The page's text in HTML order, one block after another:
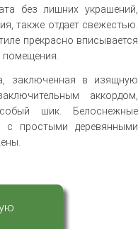
без лишних украшений,
также отдает свежестью.
прекрасно вписывается
заключенная в изящную
аккордом,
шик. Белоснежные
с простыми деревянными